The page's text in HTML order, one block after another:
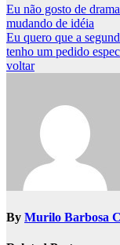
Post
navigation
Eu não gosto de
mudando de idéia
Eu quero que a
tenho um pedido
voltar
By Murilo Barbosa